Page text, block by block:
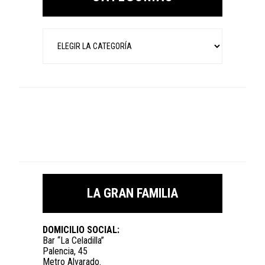
LA GRAN FAMILIA
DOMICILIO SOCIAL:
Bar “La Celadilla”
Palencia, 45
Metro Alvarado.